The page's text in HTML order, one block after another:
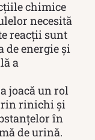
chimice
necesită
reacții sunt
de energie și
a
joacă un rol
rinichi și
în
de urină.